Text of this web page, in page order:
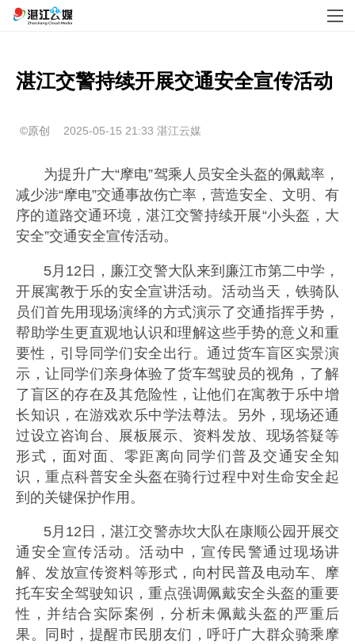
湛江交警持续开展交通安全宣传活动
©原创 2025-05-15 21:33 湛江云媒
为提升广大“摩电”驾乘人员安全头盔的佩戴率，
减少涉“摩电”交通事故伤亡率，营造安全、文明、有
序的道路交通环境，湛江交警持续开展“小头盔，大
安全”交通安全宣传活动。
5月12日，廉江交警大队来到廉江市第二中学，
开展寓教于乐的安全宣讲活动。活动当天，铁骑队
员们首先用现场演绎的方式演示了交通指挥手势，
帮助学生更直观地认识和理解这些手势的意义和重
要性，引导同学们安全出行。通过货车盲区实景演
示，让同学们亲身体验了货车驾驶员的视角，了解
了盲区的存在及其危险性，让他们在寓教于乐中增
长知识，在游戏欢乐中学法尊法。另外，现场还通
过设立咨询台、展板展示、资料发放、现场答疑等
形式，面对面、零距离向同学们普及交通安全知
识，重点科普安全头盔在骑行过程中对生命安全起
到的关键保护作用。
5月12日，湛江交警赤坎大队在康顺公园开展交
通安全宣传活动。活动中，宣传民警通过现场讲
解、发放宣传资料等形式，向村民普及电动车、摩
托车安全驾驶知识，重点强调佩戴安全头盔的重要
性，并结合实际案例，分析未佩戴头盔的严重后
果。同时，提醒市民朋友们，呼吁广大群众骑乘摩